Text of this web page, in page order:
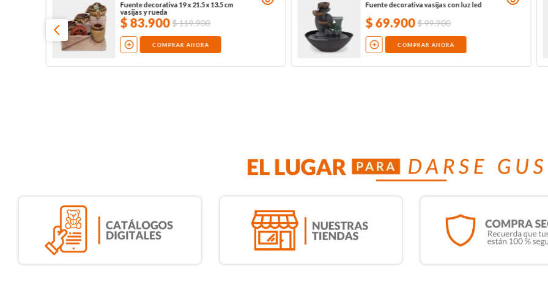
Fuente decorativa 19 x 21.5 x 13.5 cm
vasijas y rueda
$83.900 $119.900
COMPRAR AHORA
Fuente decorativa vasijas con luz led
$69.900 $99.900
COMPRAR AHORA